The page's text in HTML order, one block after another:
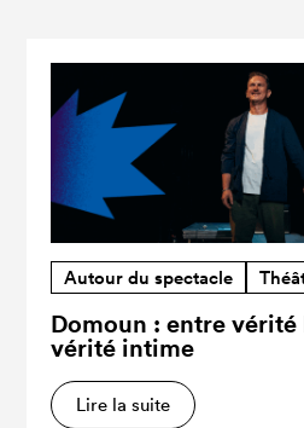
Autour du spectacle
Domoun : entre
vérité intime
Lire la suite